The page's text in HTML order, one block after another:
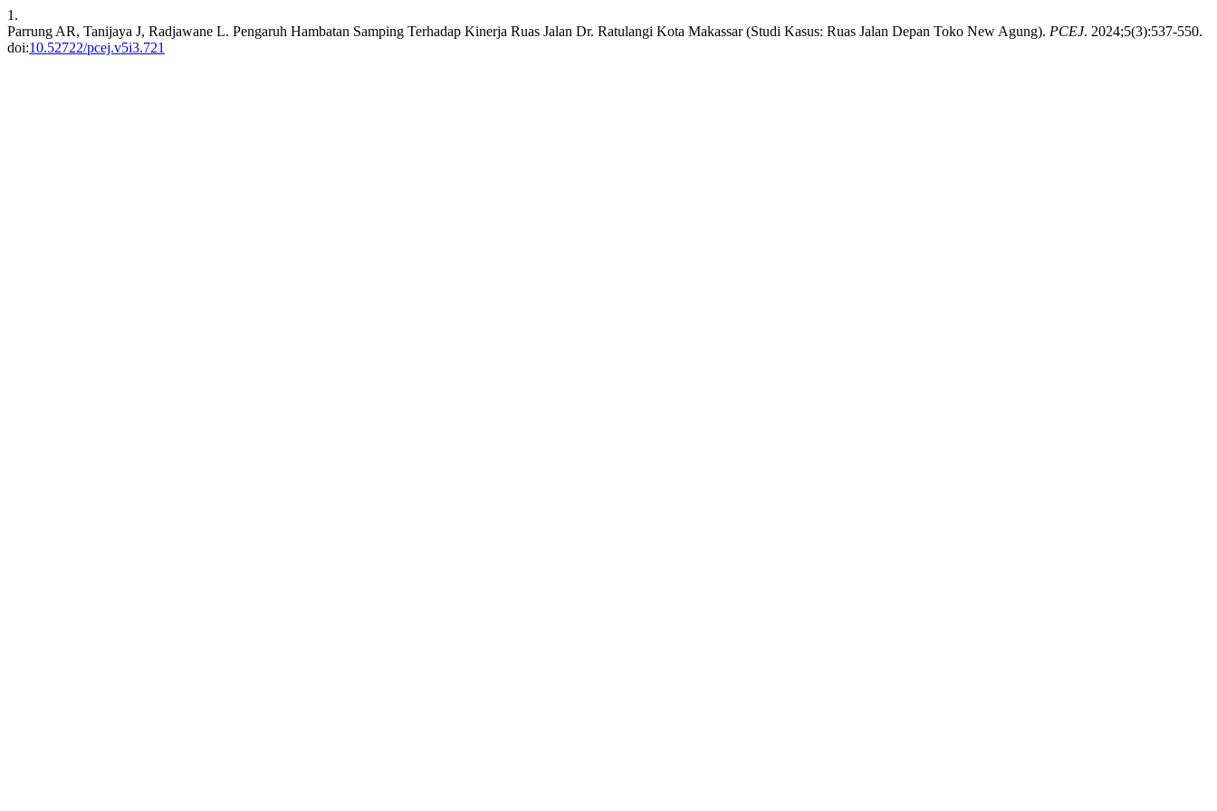
1.
Parrung AR, Tanijaya J, Radjawane L. Pengaruh Hambatan Samping Terhadap Kinerja Ruas Jalan Dr. Ratulangi Kota Makassar (Studi Kasus: Ruas Jalan Depan Toko New Agung). PCEJ. 2024;5(3):537-550.
doi:10.52722/pcej.v5i3.721